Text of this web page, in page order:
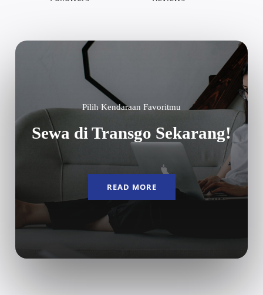
Pilih Kendaraan Favoritmu
Sewa di Transgo Sekarang!
READ MORE